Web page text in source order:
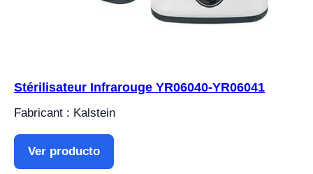
Stérilisateur Infrarouge YR06040-YR06041
Fabricant : Kalstein
Ver producto